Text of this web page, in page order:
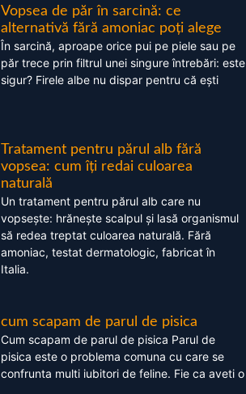
Vopsea de păr în sarcină: ce
alternativă fără amoniac poți alege
În sarcină, aproape orice pui pe piele sau pe
păr trece prin filtrul unei singure întrebări: este
sigur? Firele albe nu dispar pentru că ești
Tratament pentru părul alb fără
vopsea: cum îți redai culoarea
naturală
Un tratament pentru părul alb care nu
vopsește: hrănește scalpul și lasă organismul
să redea treptat culoarea naturală. Fără
amoniac, testat dermatologic, fabricat în
Italia.
cum scapam de parul de pisica
Cum scapam de parul de pisica Parul de
pisica este o problema comuna cu care se
confrunta multi iubitori de feline. Fie ca aveti o